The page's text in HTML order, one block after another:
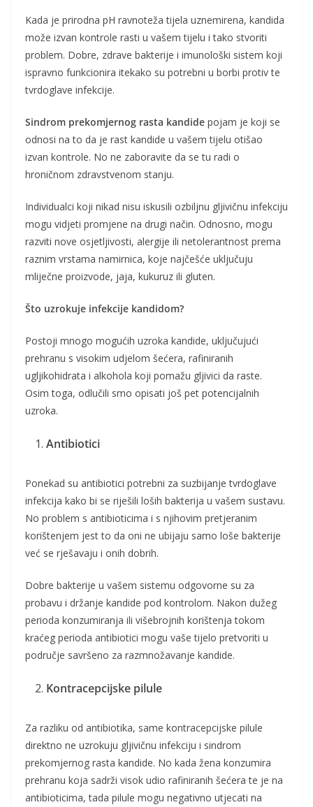
Kada je prirodna pH ravnoteža tijela uznemirena, kandida
može izvan kontrole rasti u vašem tijelu i tako stvoriti
problem. Dobre, zdrave bakterije i imunološki sistem koji
ispravno funkcionira itekako su potrebni u borbi protiv te
tvrdoglave infekcije.
Sindrom prekomjernog rasta kandide pojam je koji se
odnosi na to da je rast kandide u vašem tijelu otišao
izvan kontrole. No ne zaboravite da se tu radi o
hroničnom zdravstvenom stanju.
Individualci koji nikad nisu iskusili ozbiljnu gljivičnu infekciju
mogu vidjeti promjene na drugi način. Odnosno, mogu
razviti nove osjetljivosti, alergije ili netolerantnost prema
raznim vrstama namirnica, koje najčešće uključuju
mliječne proizvode, jaja, kukuruz ili gluten.
Što uzrokuje infekcije kandidom?
Postoji mnogo mogućih uzroka kandide, uključujući
prehranu s visokim udjelom šećera, rafiniranih
ugljikohidrata i alkohola koji pomažu gljivici da raste.
Osim toga, odlučili smo opisati još pet potencijalnih
uzroka.
Antibiotici
Ponekad su antibiotici potrebni za suzbijanje tvrdoglave
infekcija kako bi se riješili loših bakterija u vašem sustavu.
No problem s antibioticima i s njihovim pretjeranim
korištenjem jest to da oni ne ubijaju samo loše bakterije
već se rješavaju i onih dobrih.
Dobre bakterije u vašem sistemu odgovorne su za
probavu i držanje kandide pod kontrolom. Nakon dužeg
perioda konzumiranja ili višebrojnih korištenja tokom
kraćeg perioda antibiotici mogu vaše tijelo pretvoriti u
područje savršeno za razmnožavanje kandide.
Kontracepcijske pilule
Za razliku od antibiotika, same kontracepcijske pilule
direktno ne uzrokuju gljivičnu infekciju i sindrom
prekomjernog rasta kandide. No kada žena konzumira
prehranu koja sadrži visok udio rafiniranih šećera te je na
antibioticima, tada pilule mogu negativno utjecati na